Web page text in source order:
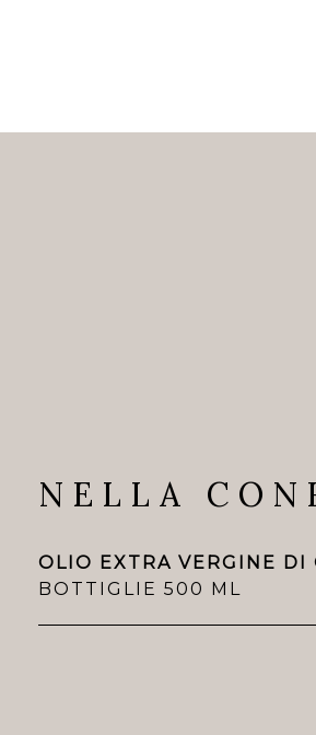
NELLA
OLIO EXTRA VERGINE DI
BOTTIGLIE 500 ML